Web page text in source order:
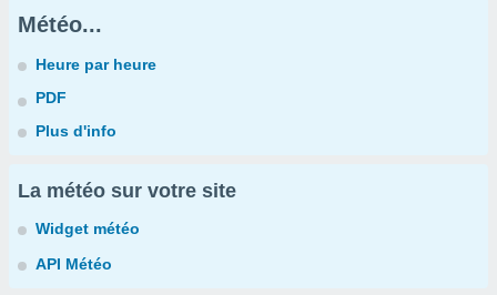
Météo...
Heure par heure
PDF
Plus d'info
La météo sur votre site
Widget météo
API Météo